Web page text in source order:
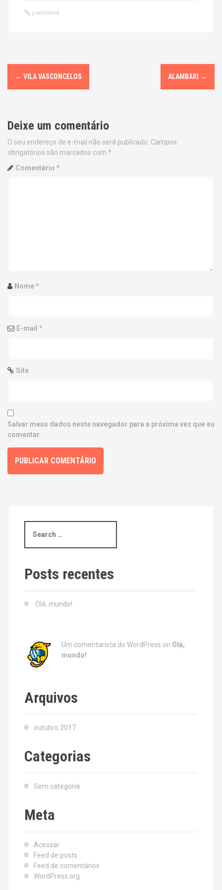
permalink
P
o
t
n
a
i
n
← VILA VASCONCELOS ALAMBARI →
Deixe um comentário
O seu endereço de e-mail não será publicado. Campos
obrigatórios são marcados com *
Comentário *
Nome*
E-mail *
Site
Salvar meus dados neste navegador para a próxima vez que eu
comentar.
a
c
h
Posts recentes
Olá, mundo!
Um comentarista do WordPress on Olá,
mundo!
Arquivos
outubro 2017
Categorias
Sem categoria
Meta
Acessar
Feed de posts
Feed de comentários
WordPress.org